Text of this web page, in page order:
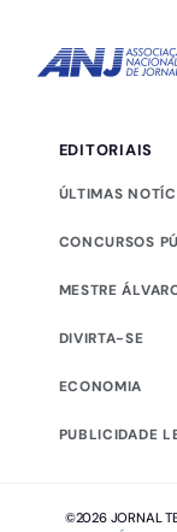
EDITORIAIS
ÚLTIMAS
CONCURSOS
MESTRE
DIVIRTA-SE
ECONOMIA
PUBLICIDADE
©2026 JORNAL